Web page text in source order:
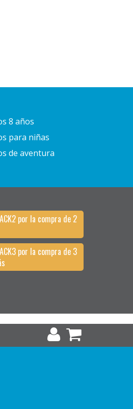
8 años
para niñas
de aventura
por la compra de 2
por la compra de 3